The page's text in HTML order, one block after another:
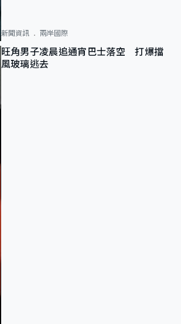
新聞資訊 兩岸國際
旺角男子凌晨追通宵巴士落空 打爆擋
風玻璃逃去